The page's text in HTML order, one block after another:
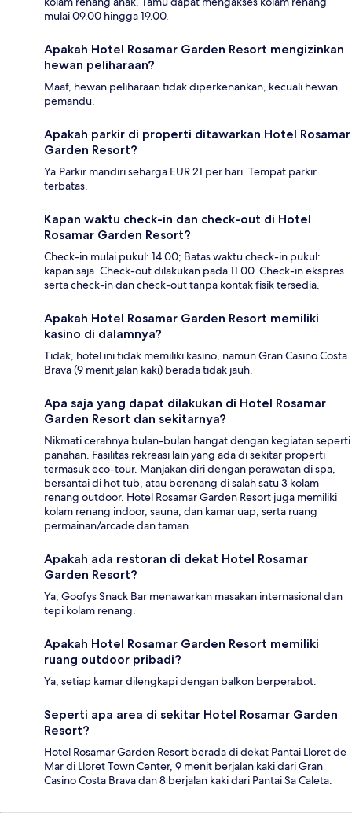
mulai 09.00 hingga 19.00.
Apakah Hotel Rosamar Garden Resort mengizinkan
hewan peliharaan?
Maaf, hewan peliharaan tidak diperkenankan, kecuali hewan
pemandu.
Apakah parkir di properti ditawarkan Hotel Rosamar
Garden Resort?
Ya.Parkir mandiri seharga EUR 21 per hari. Tempat parkir
terbatas.
Kapan waktu check-in dan check-out di Hotel
Rosamar Garden Resort?
Check-in mulai pukul: 14.00; Batas waktu check-in pukul:
kapan saja. Check-out dilakukan pada 11.00. Check-in ekspres
serta check-in dan check-out tanpa kontak fisik tersedia.
Apakah Hotel Rosamar Garden Resort memiliki
kasino di dalamnya?
Tidak, hotel ini tidak memiliki kasino, namun Gran Casino Costa
Brava (9 menit jalan kaki) berada tidak jauh.
Apa saja yang dapat dilakukan di Hotel Rosamar
Garden Resort dan sekitarnya?
Nikmati cerahnya bulan-bulan hangat dengan kegiatan seperti
panahan. Fasilitas rekreasi lain yang ada di sekitar properti
termasuk eco-tour. Manjakan diri dengan perawatan di spa,
bersantai di hot tub, atau berenang di salah satu 3 kolam
renang outdoor. Hotel Rosamar Garden Resort juga memiliki
kolam renang indoor, sauna, dan kamar uap, serta ruang
permainan/arcade dan taman.
Apakah ada restoran di dekat Hotel Rosamar
Garden Resort?
Ya, Goofys Snack Bar menawarkan masakan internasional dan
tepi kolam renang.
Apakah Hotel Rosamar Garden Resort memiliki
ruang outdoor pribadi?
Ya, setiap kamar dilengkapi dengan balkon berperabot.
Seperti apa area di sekitar Hotel Rosamar Garden
Resort?
Hotel Rosamar Garden Resort berada di dekat Pantai Lloret de
Mar di Lloret Town Center, 9 menit berjalan kaki dari Gran
Casino Costa Brava dan 8 berjalan kaki dari Pantai Sa Caleta.